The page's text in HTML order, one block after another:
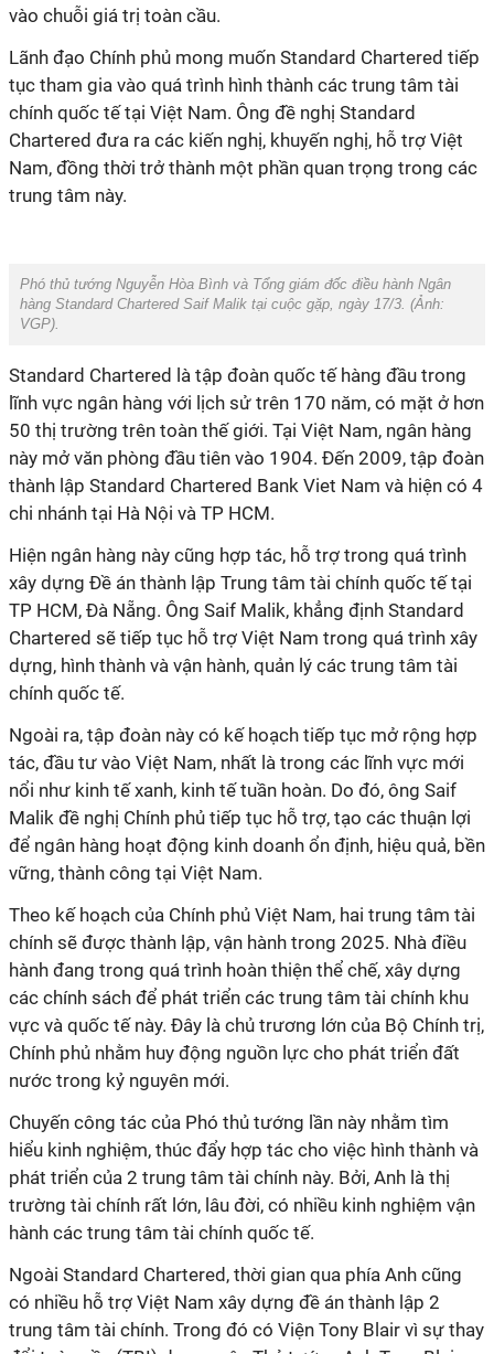
vào chuỗi giá trị toàn cầu.
Lãnh đạo Chính phủ mong muốn Standard Chartered tiếp
tục tham gia vào quá trình hình thành các trung tâm tài
chính quốc tế tại Việt Nam. Ông đề nghị Standard
Chartered đưa ra các kiến nghị, khuyến nghị, hỗ trợ Việt
Nam, đồng thời trở thành một phần quan trọng trong các
trung tâm này.
Phó thủ tướng Nguyễn Hòa Bình và Tổng giám đốc điều hành Ngân
hàng Standard Chartered Saif Malik tại cuộc gặp, ngày 17/3. (Ảnh:
VGP).
Standard Chartered là tập đoàn quốc tế hàng đầu trong
lĩnh vực ngân hàng với lịch sử trên 170 năm, có mặt ở hơn
50 thị trường trên toàn thế giới. Tại Việt Nam, ngân hàng
này mở văn phòng đầu tiên vào 1904. Đến 2009, tập đoàn
thành lập Standard Chartered Bank Viet Nam và hiện có 4
chi nhánh tại Hà Nội và TP HCM.
Hiện ngân hàng này cũng hợp tác, hỗ trợ trong quá trình
xây dựng Đề án thành lập Trung tâm tài chính quốc tế tại
TP HCM, Đà Nẵng. Ông Saif Malik, khẳng định Standard
Chartered sẽ tiếp tục hỗ trợ Việt Nam trong quá trình xây
dựng, hình thành và vận hành, quản lý các trung tâm tài
chính quốc tế.
Ngoài ra, tập đoàn này có kế hoạch tiếp tục mở rộng hợp
tác, đầu tư vào Việt Nam, nhất là trong các lĩnh vực mới
nổi như kinh tế xanh, kinh tế tuần hoàn. Do đó, ông Saif
Malik đề nghị Chính phủ tiếp tục hỗ trợ, tạo các thuận lợi
để ngân hàng hoạt động kinh doanh ổn định, hiệu quả, bền
vững, thành công tại Việt Nam.
Theo kế hoạch của Chính phủ Việt Nam, hai trung tâm tài
chính sẽ được thành lập, vận hành trong 2025. Nhà điều
hành đang trong quá trình hoàn thiện thể chế, xây dựng
các chính sách để phát triển các trung tâm tài chính khu
vực và quốc tế này. Đây là chủ trương lớn của Bộ Chính trị,
Chính phủ nhằm huy động nguồn lực cho phát triển đất
nước trong kỷ nguyên mới.
Chuyến công tác của Phó thủ tướng lần này nhằm tìm
hiểu kinh nghiệm, thúc đẩy hợp tác cho việc hình thành và
phát triển của 2 trung tâm tài chính này. Bởi, Anh là thị
trường tài chính rất lớn, lâu đời, có nhiều kinh nghiệm vận
hành các trung tâm tài chính quốc tế.
Ngoài Standard Chartered, thời gian qua phía Anh cũng
có nhiều hỗ trợ Việt Nam xây dựng đề án thành lập 2
trung tâm tài chính. Trong đó có Viện Tony Blair vì sự thay